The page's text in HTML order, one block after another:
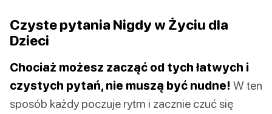
Czyste pytania Nigdy w Życiu dla
Dzieci
Chociaż możesz zacząć od tych łatwych i
czystych pytań, nie muszą być nudne! W ten
sposób każdy poczuje rytm i zacznie czuć się